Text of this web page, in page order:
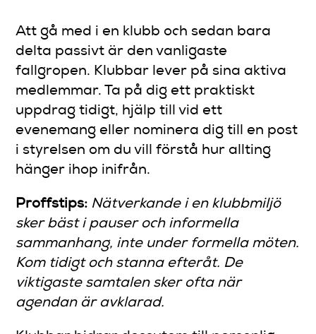
Att gå med i en klubb och sedan bara
delta passivt är den vanligaste
fallgropen. Klubbar lever på sina aktiva
medlemmar. Ta på dig ett praktiskt
uppdrag tidigt, hjälp till vid ett
evenemang eller nominera dig till en post
i styrelsen om du vill förstå hur allting
hänger ihop inifrån.
Proffstips: Nätverkande i en klubbmiljö
sker bäst i pauser och informella
sammanhang, inte under formella möten.
Kom tidigt och stanna efteråt. De
viktigaste samtalen sker ofta när
agendan är avklarad.